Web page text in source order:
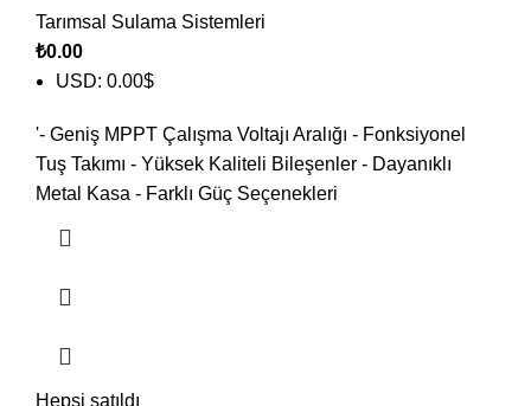
Tarımsal Sulama Sistemleri
₺0.00
USD: 0.00$
'- Geniş MPPT Çalışma Voltajı Aralığı - Fonksiyonel
Tuş Takımı - Yüksek Kaliteli Bileşenler - Dayanıklı
Metal Kasa - Farklı Güç Seçenekleri
Hepsi satıldı